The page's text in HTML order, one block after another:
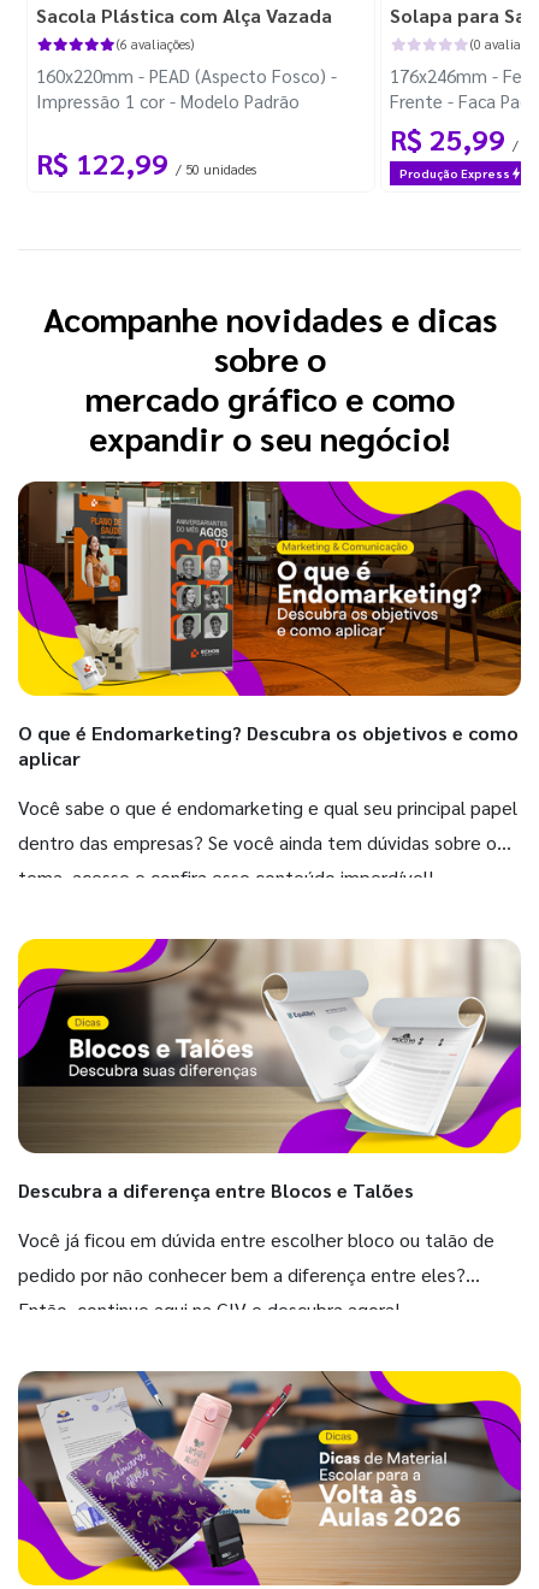
Sacola Plástica com Alça Vazada
(6 avaliações)
160x220mm - PEAD (Aspecto Fosco) -
Impressão 1 cor - Modelo Padrão
R$ 122,99 / 50 unidades
Solapa para
(0
176x246mm -
Frente - Faca
R$ 25,99 / 30
Produção Express
Acompanhe novidades e dicas
sobre o
mercado gráfico e como
expandir o seu negócio!
O que é Endomarketing? Descubra os objetivos e como
aplicar
Você sabe o que é endomarketing e qual seu principal papel
dentro das empresas? Se você ainda tem dúvidas sobre o
tema, acesse e confira esse conteúdo imperdível!
Descubra a diferença entre Blocos e Talões
Você já ficou em dúvida entre escolher bloco ou talão de
pedido por não conhecer bem a diferença entre eles?
Então, continue aqui na GIV e descubra agora!